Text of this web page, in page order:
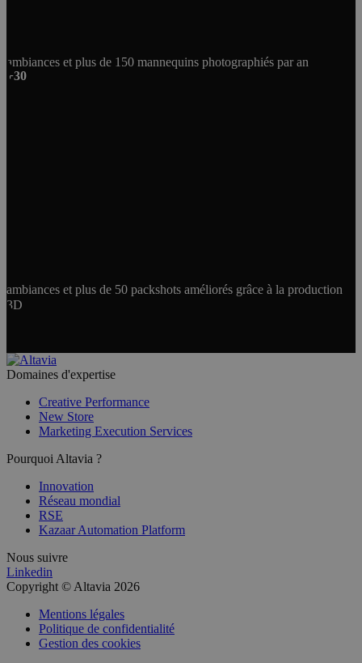
ambiances et plus de 150 mannequins photographiés par an
+30
ambiances et plus de 50 packshots améliorés grâce à la production
3D
Domaines d'expertise
Creative Performance
New Store
Marketing Execution Services
Pourquoi Altavia ?
Innovation
Réseau mondial
RSE
Kazaar Automation Platform
Nous suivre
Linkedin
Copyright © Altavia 2026
Mentions légales
Politique de confidentialité
Gestion des cookies